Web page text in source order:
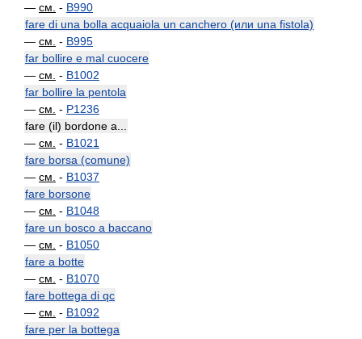
— см. - B990
fare di una bolla acquaiola un canchero (или una fistola)
— см. - B995
far bollire e mal cuocere
— см. - B1002
far bollire la pentola
— см. - P1236
fare (il) bordone a...
— см. - B1021
fare borsa (comune)
— см. - B1037
fare borsone
— см. - B1048
fare un bosco a baccano
— см. - B1050
fare a botte
— см. - B1070
fare bottega di qc
— см. - B1092
fare per la bottega